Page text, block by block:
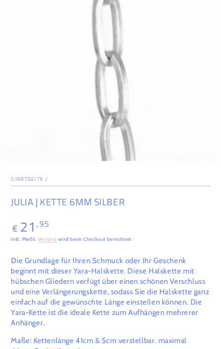
STARTSEITE /
JULIA | KETTE 6MM SILBER
Regulärer
Preis
€ 21 ,95
inkl. MwSt. Versand wird beim Checkout berechnet
Die Grundlage für Ihren Schmuck oder Ihr Geschenk
beginnt mit dieser Yara-Halskette. Diese Halskette mit
hübschen Gliedern verfügt über einen schönen Verschluss
und eine Verlängerungskette, sodass Sie die Halskette ganz
einfach auf die gewünschte Länge einstellen können. Die
Yara-Kette ist die ideale Kette zum Aufhängen mehrerer
Anhänger.
Maße: Kettenlänge 41cm & 5cm verstellbar. maximal